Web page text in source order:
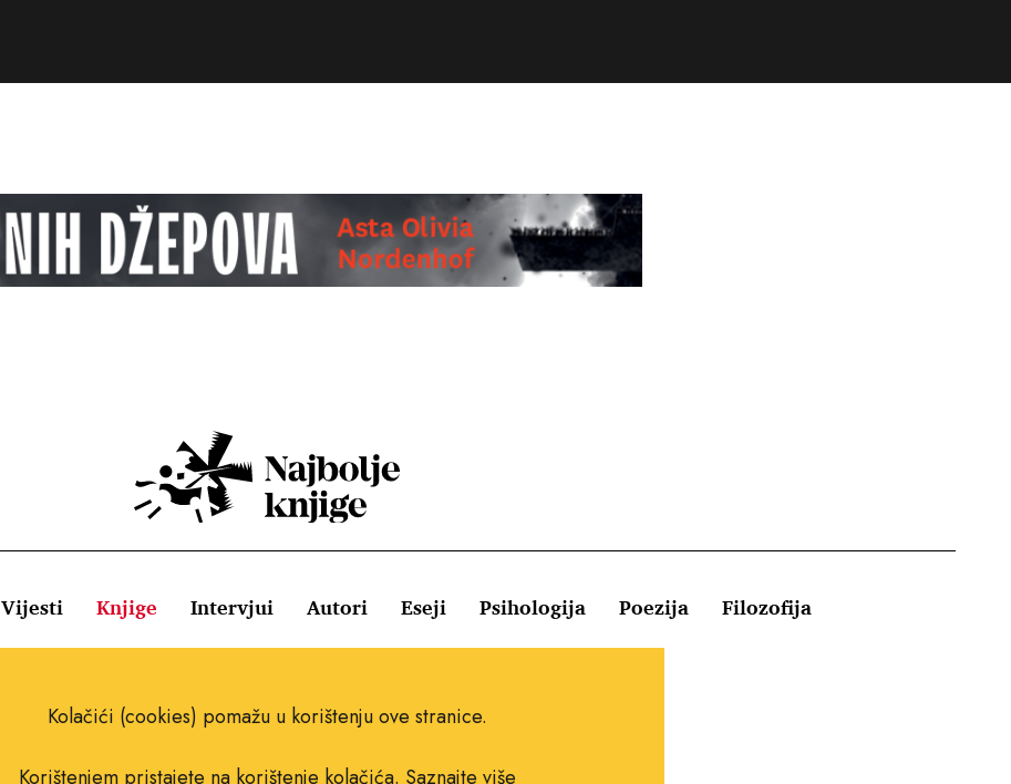
Vijesti Knjige Intervjui Autori Eseji Psihologija Poezija Filozofija
Kolačići (cookies) pomažu u korištenju ove stranice.
Korištenjem pristajete na korištenje kolačića. Saznajte više